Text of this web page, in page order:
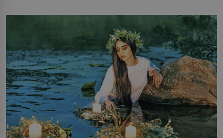
milostpaní. Stačí jenom na sukni,“ zhodnotí švadlena
množství růžového mušelínu. „Ošidili vás, podívejte.“
Vezme do ruky dřevěnou